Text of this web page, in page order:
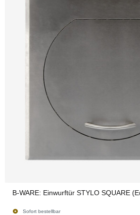
B-WARE: Einwurftür STYLO SQUARE
Sofort bestellbar